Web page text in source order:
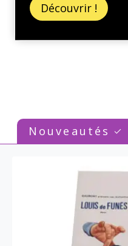
Découvrir !
Nouveautés